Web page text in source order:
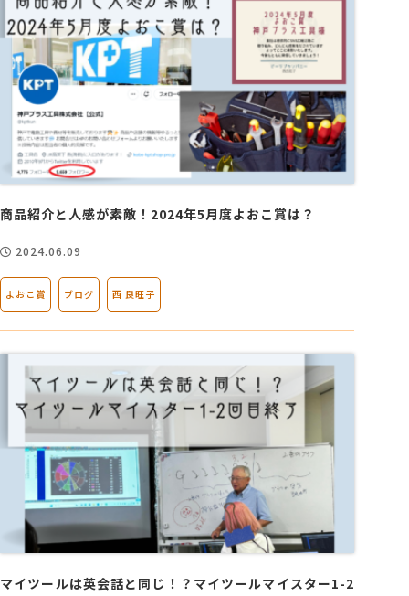
商品紹介と人感が素敵！2024年5月度よおこ賞は？
2024.06.09
よおこ賞 ブログ 西 良旺子
マイツールは英会話と同じ！？マイツールマイスター1-2